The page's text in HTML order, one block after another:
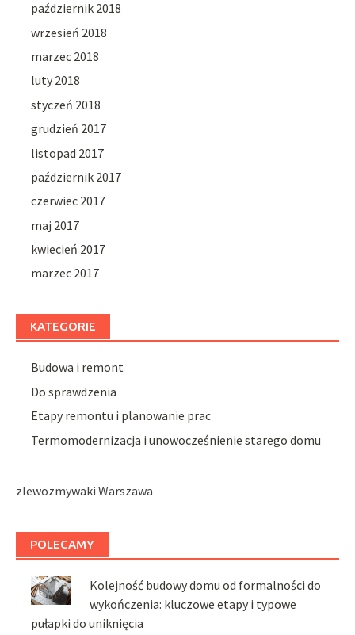
październik 2018
wrzesień 2018
marzec 2018
luty 2018
styczeń 2018
grudzień 2017
listopad 2017
październik 2017
czerwiec 2017
maj 2017
kwiecień 2017
marzec 2017
KATEGORIE
Budowa i remont
Do sprawdzenia
Etapy remontu i planowanie prac
Termomodernizacja i unowocześnienie starego domu
zlewozmywaki Warszawa
POLECAMY
Kolejność budowy domu od formalności do
wykończenia: kluczowe etapy i typowe
pułapki do uniknięcia